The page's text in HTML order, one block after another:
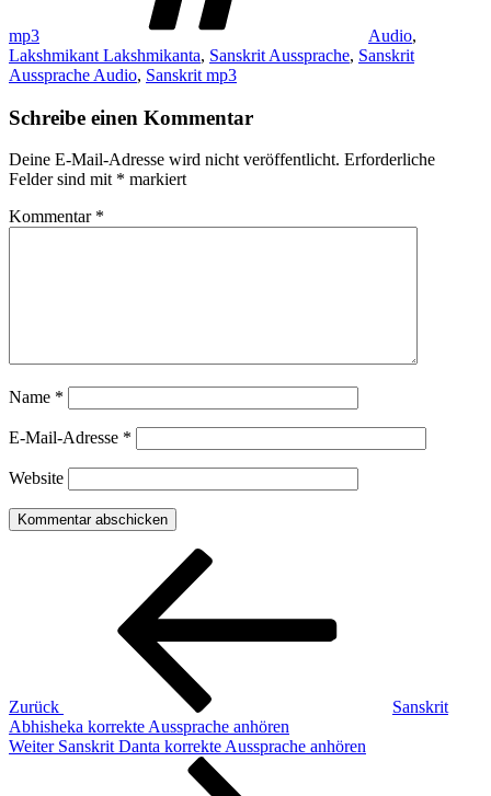
mp3 Audio,
Lakshmikant Lakshmikanta, Sanskrit Aussprache, Sanskrit
Aussprache Audio, Sanskrit mp3
Schreibe einen Kommentar
Deine E-Mail-Adresse wird nicht veröffentlicht. Erforderliche
Felder sind mit * markiert
Kommentar *
Name *
E-Mail-Adresse *
Website
Beitragsnavigation
Zurück
Sanskrit
Abhisheka korrekte Aussprache anhören
Nächster
Weiter Sanskrit Danta korrekte Aussprache anhören